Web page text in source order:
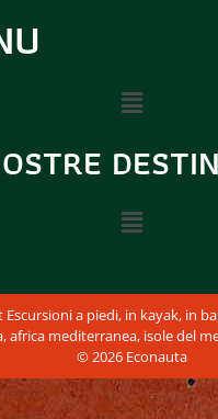
Escursioni a piedi, in kayak, in
africa mediterranea, isole del
© 2026 Econauta